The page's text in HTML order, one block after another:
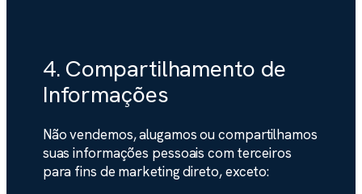
4. Compartilhamento de
Informações
Não vendemos, alugamos ou compartilhamos
suas informações pessoais com terceiros
para fins de marketing direto, exceto: